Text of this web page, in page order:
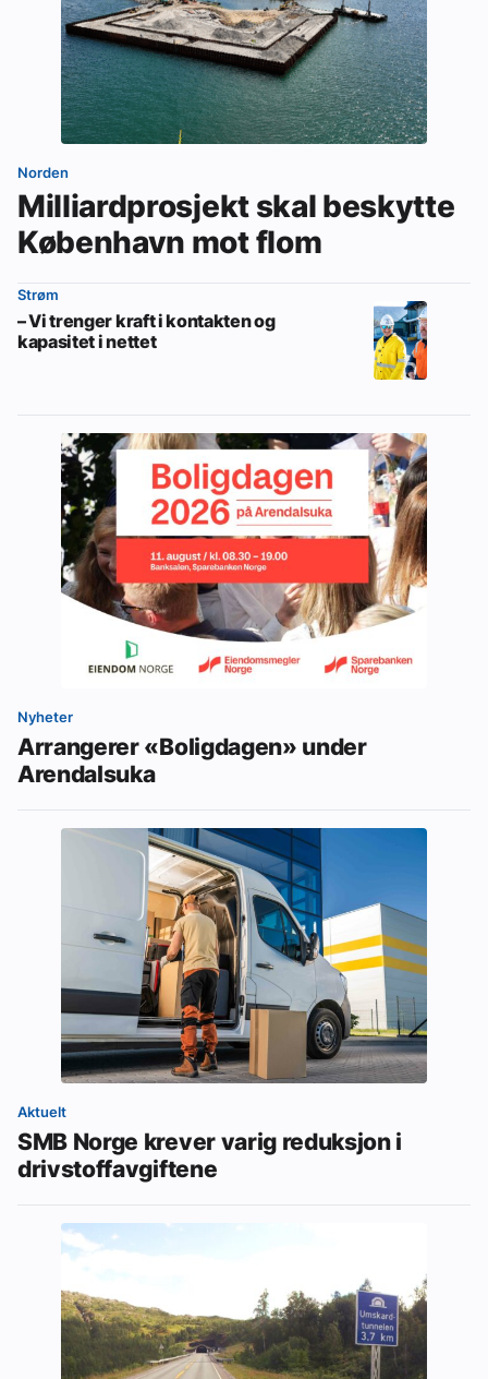
Norden
Milliardprosjekt skal beskytte
København mot flom
Strøm
– Vi trenger kraft i kontakten og
kapasitet i nettet
Nyheter
Arrangerer «Boligdagen» under
Arendalsuka
Aktuelt
SMB Norge krever varig reduksjon i
drivstoffavgiftene